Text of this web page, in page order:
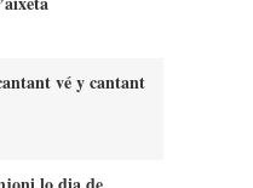
vé y cantant